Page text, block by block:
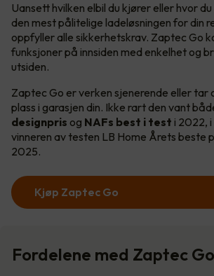
Uansett hvilken elbil du kjører eller hvor
den mest pålitelige ladeløsningen for din
oppfyller alle sikkerhetskrav. Zaptec Go
funksjoner på innsiden med enkelhet og
utsiden.
Zaptec Go er verken sjenerende eller tar
plass i garasjen din. Ikke rart den vant
designpris og NAFs best i test i 2022,
vinneren av testen LB Home Årets beste
2025.
Kjøp Zaptec Go
Fordelene med Zaptec Go